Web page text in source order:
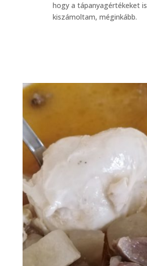
hogy a tápanyagértékeket is
kiszámoltam, méginkább.